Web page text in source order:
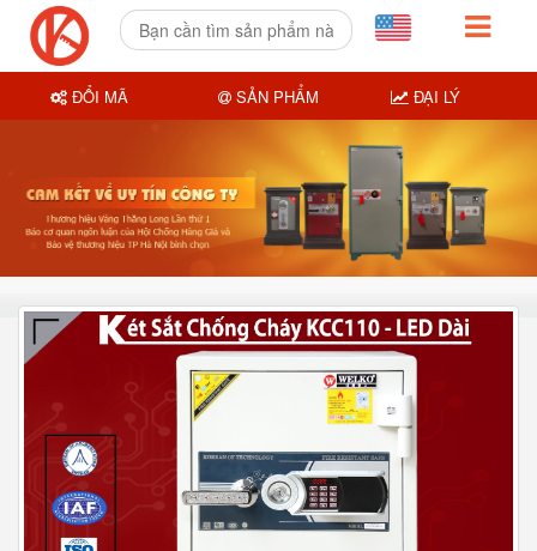
ĐỔI MÃ SẢN PHẨM ĐẠI LÝ